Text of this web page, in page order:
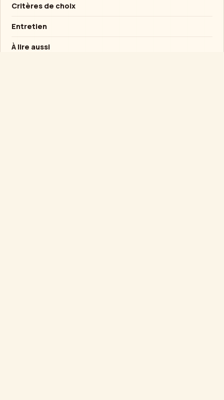
Critères de choix
Entretien
À lire aussi